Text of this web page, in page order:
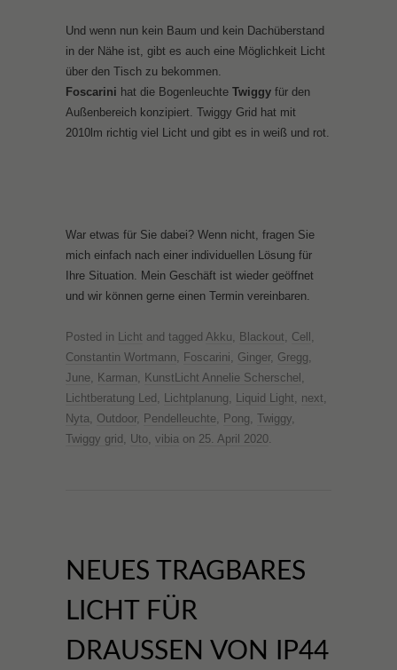
Und wenn nun kein Baum und kein Dachüberstand
in der Nähe ist, gibt es auch eine Möglichkeit Licht
über den Tisch zu bekommen.
Foscarini hat die Bogenleuchte Twiggy für den
Außenbereich konzipiert. Twiggy Grid hat mit
2010lm richtig viel Licht und gibt es in weiß und rot.
War etwas für Sie dabei? Wenn nicht, fragen Sie
mich einfach nach einer individuellen Lösung für
Ihre Situation. Mein Geschäft ist wieder geöffnet
und wir können gerne einen Termin vereinbaren.
Posted in Licht and tagged Akku Blackout Cell
Constantin Wortmann
Foscarini Ginger, Gregg
June Karman KunstLicht Annelie Scherschel
Lichtberatung Led
Lichtplanung Liquid Light next
Nyta
Outdoor, Pendelleuchte Pong Twiggy
Twiggy grid
Uto vibia on 25. April 2020
NEUES TRAGBARES
LICHT FÜR
DRAUSSEN VON IP44